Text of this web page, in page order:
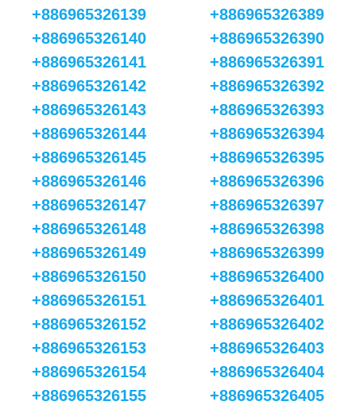
+886965326139
+886965326140
+886965326141
+886965326142
+886965326143
+886965326144
+886965326145
+886965326146
+886965326147
+886965326148
+886965326149
+886965326150
+886965326151
+886965326152
+886965326153
+886965326154
+886965326155
+886965326389
+886965326390
+886965326391
+886965326392
+886965326393
+886965326394
+886965326395
+886965326396
+886965326397
+886965326398
+886965326399
+886965326400
+886965326401
+886965326402
+886965326403
+886965326404
+886965326405